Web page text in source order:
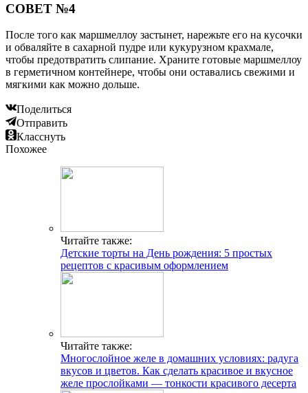
СОВЕТ №4
После того как маршмеллоу застынет, нарежьте его на кусочки
и обваляйте в сахарной пудре или кукурузном крахмале,
чтобы предотвратить слипание. Храните готовые маршмеллоу
в герметичном контейнере, чтобы они оставались свежими и
мягкими как можно дольше.
Поделиться
Отправить
Класснуть
Похожее
Читайте также:
Детские торты на День рождения: 5 простых
рецептов с красивым оформлением
Читайте также:
Многослойное желе в домашних условиях: радуга
вкусов и цветов. Как сделать красивое и вкусное
желе прослойками — тонкости красивого десерта